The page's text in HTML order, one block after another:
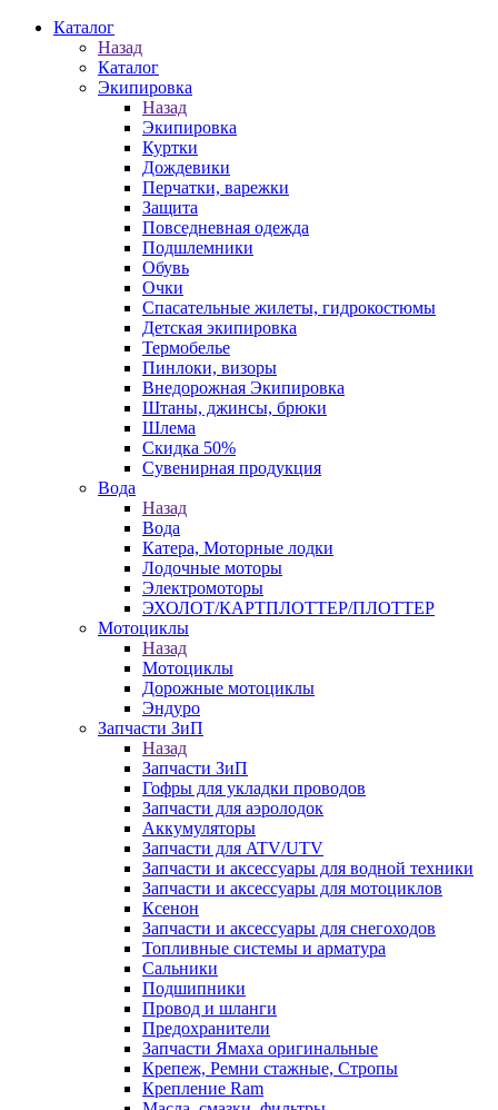
Каталог
Назад
Каталог
Экипировка
Назад
Экипировка
Куртки
Дождевики
Перчатки, варежки
Защита
Повседневная одежда
Подшлемники
Обувь
Очки
Спасательные жилеты, гидрокостюмы
Детская экипировка
Термобелье
Пинлоки, визоры
Внедорожная Экипировка
Штаны, джинсы, брюки
Шлема
Скидка 50%
Сувенирная продукция
Вода
Назад
Вода
Катера, Моторные лодки
Лодочные моторы
Электромоторы
ЭХОЛОТ/КАРТПЛОТТЕР/ПЛОТТЕР
Мотоциклы
Назад
Мотоциклы
Дорожные мотоциклы
Эндуро
Запчасти ЗиП
Назад
Запчасти ЗиП
Гофры для укладки проводов
Запчасти для аэролодок
Аккумуляторы
Запчасти для ATV/UTV
Запчасти и аксессуары для водной техники
Запчасти и аксессуары для мотоциклов
Ксенон
Запчасти и аксессуары для снегоходов
Топливные системы и арматура
Сальники
Подшипники
Провод и шланги
Предохранители
Запчасти Ямаха оригинальные
Крепеж, Ремни стажные, Стропы
Крепление Ram